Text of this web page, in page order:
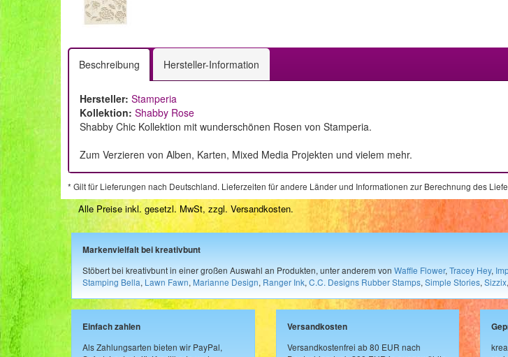
Beschreibung Hersteller-Information
Hersteller: Stamperia
Kollektion: Shabby Rose
Shabby Chic Kollektion mit wunderschönen Rosen von Stamperia.
Zum Verzieren von Alben, Karten, Mixed Media Projekten und vielem mehr.
* Gilt für Lieferungen nach Deutschland. Lieferzeiten für andere Länder und Informationen zur Berechnung des
Alle Preise inkl. gesetzl. MwSt, zzgl. Versandkosten.
Markenvielfalt bei kreativbunt
Stöbert bei kreativbunt in einer großen Auswahl an Produkten, unter anderem von Waffle Flower, Tracey Hey,
Stamping Bella, Lawn Fawn, Marianne Design, Ranger Ink, C.C. Designs Rubber Stamps, Simple Stories, Sizzix,
Einfach zahlen
Als Zahlungsarten bieten wir PayPal,
Versandkosten
Versandkostenfrei ab 80 EUR nach